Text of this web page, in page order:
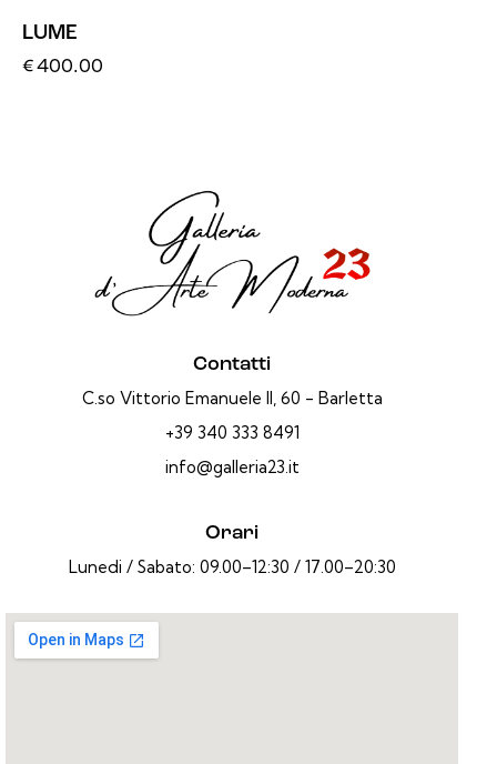
LUME
€400.00
Contatti
C.so Vittorio Emanuele II, 60 - Barletta
+39 340 333 8491
info@galleria23.it
Orari
Lunedi / Sabato: 09.00–12:30 / 17.00–20:30